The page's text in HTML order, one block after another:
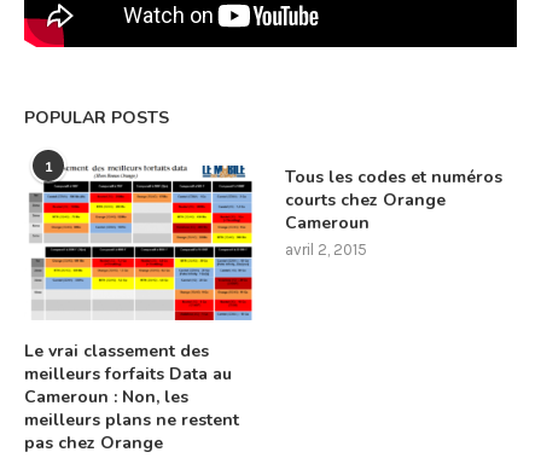
POPULAR POSTS
1
Le vrai classement des
meilleurs forfaits Data au
Cameroun : Non, les
meilleurs plans ne restent
pas chez Orange
Tous les codes et numéros
courts chez Orange
Cameroun
avril 2, 2015